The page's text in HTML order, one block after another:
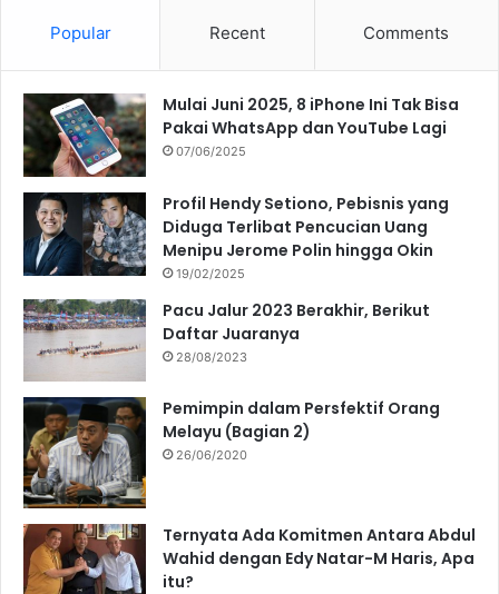
Popular Recent Comments
Mulai Juni 2025, 8 iPhone Ini Tak Bisa
Pakai WhatsApp dan YouTube Lagi
07/06/2025
Profil Hendy Setiono, Pebisnis yang
Diduga Terlibat Pencucian Uang
Menipu Jerome Polin hingga Okin
19/02/2025
Pacu Jalur 2023 Berakhir, Berikut
Daftar Juaranya
28/08/2023
Pemimpin dalam Persfektif Orang
Melayu (Bagian 2)
26/06/2020
Ternyata Ada Komitmen Antara Abdul
Wahid dengan Edy Natar-M Haris, Apa
itu?